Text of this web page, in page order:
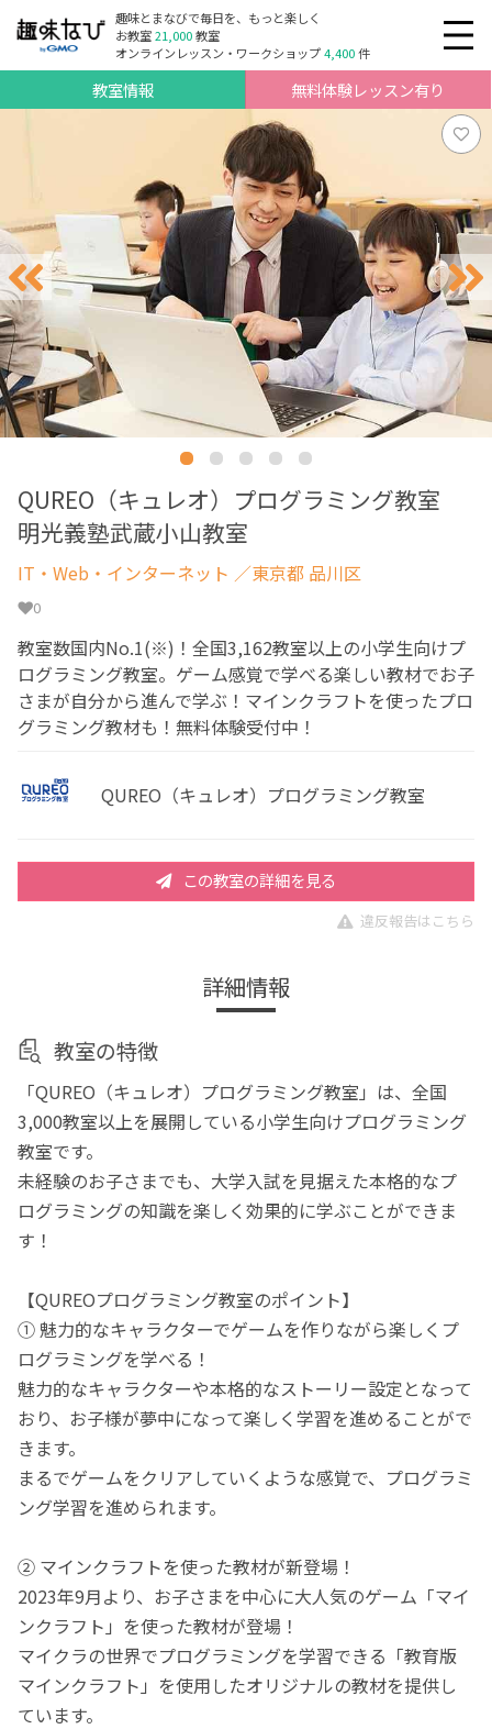
趣味とまなびで毎日を、もっと楽しく
お教室21,000教室
オンラインレッスン・ワークショップ4,400件
教室情報 無料体験レッスン有り
QUREO（キュレオ）プログラミング教室
明光義塾武蔵小山教室
IT・Web・インターネット ／東京都 品川区
0
教室数国内No.1(※)！全国3,162教室以上の小学生向けプ
ログラミング教室。ゲーム感覚で学べる楽しい教材でお子
さまが自分から進んで学ぶ！マインクラフトを使ったプロ
グラミング教材も！無料体験受付中！
QUREO（キュレオ）プログラミング教室
この教室の詳細を見る
違反報告はこちら
詳細情報
教室の特徴
「QUREO（キュレオ）プログラミング教室」は、全国
3,000教室以上を展開している小学生向けプログラミング
教室です。
未経験のお子さまでも、大学入試を見据えた本格的なプ
ログラミングの知識を楽しく効果的に学ぶことができま
す！
【QUREOプログラミング教室のポイント】
① 魅力的なキャラクターでゲームを作りながら楽しくプ
ログラミングを学べる！
魅力的なキャラクターや本格的なストーリー設定となって
おり、お子様が夢中になって楽しく学習を進めることがで
きます。
まるでゲームをクリアしていくような感覚で、プログラミ
ング学習を進められます。
② マインクラフトを使った教材が新登場！
2023年9月より、お子さまを中心に大人気のゲーム「マイ
ンクラフト」を使った教材が登場！
マイクラの世界でプログラミングを学習できる「教育版
マインクラフト」を使用したオリジナルの教材を提供し
ています。